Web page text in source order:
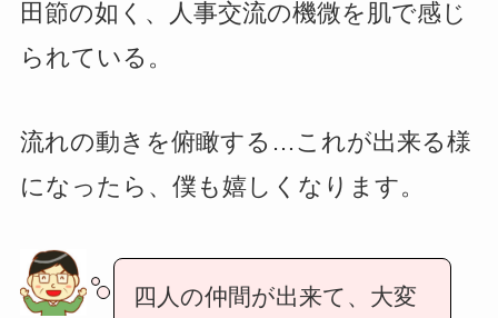
田節の如く、人事交流の機微を肌で感じ
られている。
流れの動きを俯瞰する…これが出来る様
になったら、僕も嬉しくなります。
四人の仲間が出来て、大変